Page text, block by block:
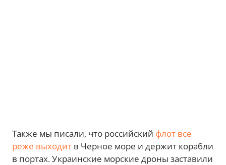
Также мы писали, что российский флот все
реже выходит в Черное море и держит корабли
в портах. Украинские морские дроны заставили